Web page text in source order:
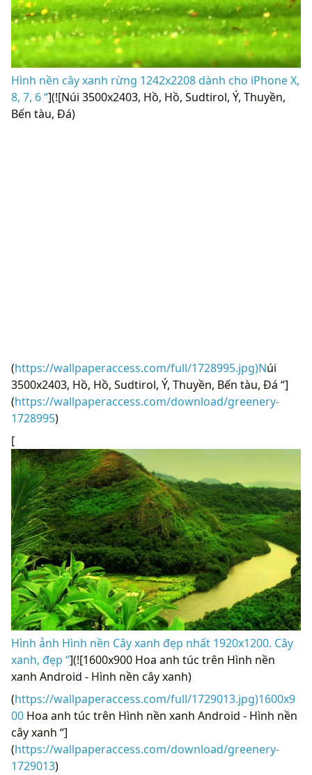
Hình nền cây xanh rừng 1242x2208 dành cho iPhone X,
8, 7, 6 “](![Núi 3500x2403, Hồ, Hồ, Sudtirol, Ý, Thuyền,
Bến tàu, Đá)
(https://wallpaperaccess.com/full/1728995.jpg)Núi
3500x2403, Hồ, Hồ, Sudtirol, Ý, Thuyền, Bến tàu, Đá “]
(https://wallpaperaccess.com/download/greenery-
1728995)
[
Hình ảnh Hình nền Cây xanh đẹp nhất 1920x1200. Cây
xanh, đẹp “](![1600x900 Hoa anh túc trên Hình nền
xanh Android - Hình nền cây xanh)
(https://wallpaperaccess.com/full/1729013.jpg)1600x9
00 Hoa anh túc trên Hình nền xanh Android - Hình nền
cây xanh “]
(https://wallpaperaccess.com/download/greenery-
1729013)